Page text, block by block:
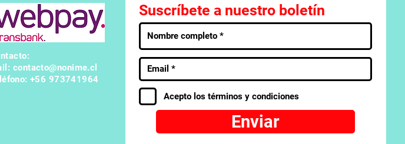
contacto@nonime.cl
: +56 973741964
Suscríbete a nuestro boletín
Acepto los términos y condiciones
Enviar